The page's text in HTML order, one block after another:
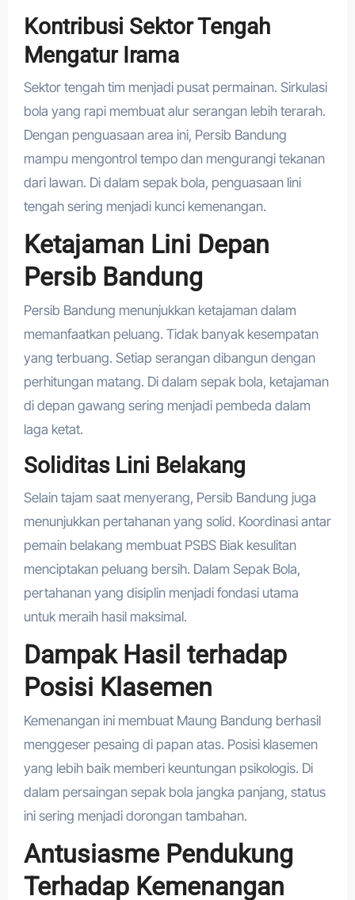
Kontribusi Sektor Tengah
Mengatur Irama
Sektor tengah tim menjadi pusat permainan. Sirkulasi
bola yang rapi membuat alur serangan lebih terarah.
Dengan penguasaan area ini, Persib Bandung
mampu mengontrol tempo dan mengurangi tekanan
dari lawan. Di dalam sepak bola, penguasaan lini
tengah sering menjadi kunci kemenangan.
Ketajaman Lini Depan
Persib Bandung
Persib Bandung menunjukkan ketajaman dalam
memanfaatkan peluang. Tidak banyak kesempatan
yang terbuang. Setiap serangan dibangun dengan
perhitungan matang. Di dalam sepak bola, ketajaman
di depan gawang sering menjadi pembeda dalam
laga ketat.
Soliditas Lini Belakang
Selain tajam saat menyerang, Persib Bandung juga
menunjukkan pertahanan yang solid. Koordinasi antar
pemain belakang membuat PSBS Biak kesulitan
menciptakan peluang bersih. Dalam Sepak Bola,
pertahanan yang disiplin menjadi fondasi utama
untuk meraih hasil maksimal.
Dampak Hasil terhadap
Posisi Klasemen
Kemenangan ini membuat Maung Bandung berhasil
menggeser pesaing di papan atas. Posisi klasemen
yang lebih baik memberi keuntungan psikologis. Di
dalam persaingan sepak bola jangka panjang, status
ini sering menjadi dorongan tambahan.
Antusiasme Pendukung
Terhadap Kemenangan